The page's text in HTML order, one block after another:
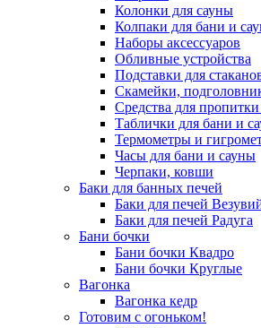
Колонки для сауны
Колпаки для бани и
Наборы аксессуаров
Обливные устройства
Подставки для
Скамейки,
Средства для
Таблички для бани и
Термометры и
Часы для бани и сауны
Черпаки, ковши
Баки для банных печей
Баки для печей
Баки для печей Радуга
Бани бочки
Бани бочки Квадро
Бани бочки Круглые
Вагонка
Вагонка кедр
Готовим с огоньком!